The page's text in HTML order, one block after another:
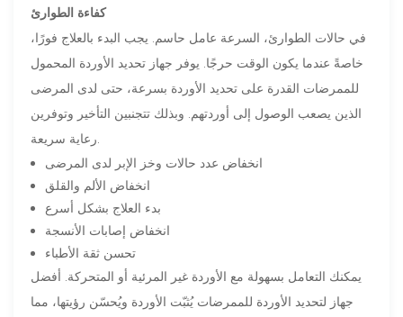
كفاءة الطوارئ
في حالات الطوارئ، السرعة عامل حاسم. يجب البدء بالعلاج فورًا،
خاصةً عندما يكون الوقت حرجًا. يوفر جهاز تحديد الأوردة المحمول
للممرضات القدرة على تحديد الأوردة بسرعة، حتى لدى المرضى
الذين يصعب الوصول إلى أوردتهم. وبذلك تتجنبين التأخير وتوفرين
انخفاض عدد حالات وخز الإبر لدى المرضى
انخفاض الألم والقلق
بدء العلاج بشكل أسرع
انخفاض إصابات الأنسجة
تحسن ثقة الأطباء
يمكنك التعامل بسهولة مع الأوردة غير المرئية أو المتحركة. أفضل
جهاز لتحديد الأوردة للممرضات يُثبّت الأوردة ويُحسّن رؤيتها، مما